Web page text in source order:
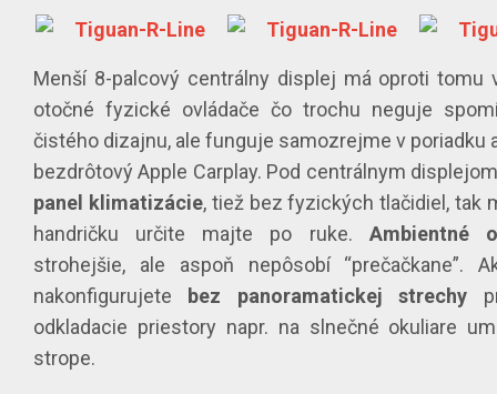
Menší 8-palcový centrálny displej má oproti tomu
otočné fyzické ovládače čo trochu neguje
čistého dizajnu, ale funguje samozrejme v poriadku
bezdrôtový Apple Carplay. Pod centrálnym
panel klimatizácie, tiež bez fyzických tlačidiel, tak
handričku určite majte po ruke. Ambientné
strohejšie, ale aspoň nepôsobí “prečačkane”.
nakonfigurujete bez panoramatickej strechy
odkladacie priestory napr. na slnečné okuliare
strope.